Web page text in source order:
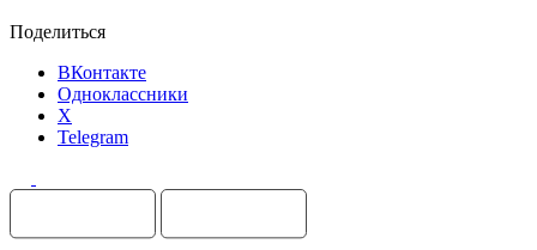
Поделиться
ВКонтакте
Одноклассники
X
Telegram